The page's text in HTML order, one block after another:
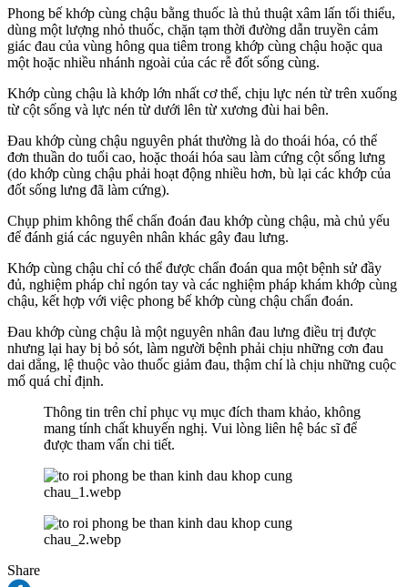
Phong bế khớp cùng chậu bằng thuốc là thủ thuật xâm lấn tối thiểu,
dùng một lượng nhỏ thuốc, chặn tạm thời đường dẫn truyền cảm
giác đau của vùng hông qua tiêm trong khớp cùng chậu hoặc qua
một hoặc nhiều nhánh ngoài của các rễ đốt sống cùng.
Khớp cùng chậu là khớp lớn nhất cơ thể, chịu lực nén từ trên xuống
từ cột sống và lực nén từ dưới lên từ xương đùi hai bên.
Đau khớp cùng chậu nguyên phát thường là do thoái hóa, có thể
đơn thuần do tuổi cao, hoặc thoái hóa sau làm cứng cột sống lưng
(do khớp cùng chậu phải hoạt động nhiều hơn, bù lại các khớp của
đốt sống lưng đã làm cứng).
Chụp phim không thể chẩn đoán đau khớp cùng chậu, mà chủ yếu
để đánh giá các nguyên nhân khác gây đau lưng.
Khớp cùng chậu chỉ có thể được chẩn đoán qua một bệnh sử đầy
đủ, nghiệm pháp chỉ ngón tay và các nghiệm pháp khám khớp cùng
chậu, kết hợp với việc phong bế khớp cùng chậu chẩn đoán.
Đau khớp cùng chậu là một nguyên nhân đau lưng điều trị được
nhưng lại hay bị bỏ sót, làm người bệnh phải chịu những cơn đau
dai dẳng, lệ thuộc vào thuốc giảm đau, thậm chí là chịu những cuộc
mổ quá chỉ định.
Thông tin trên chỉ phục vụ mục đích tham khảo, không
mang tính chất khuyến nghị. Vui lòng liên hệ bác sĩ để
được tham vấn chi tiết.
Share